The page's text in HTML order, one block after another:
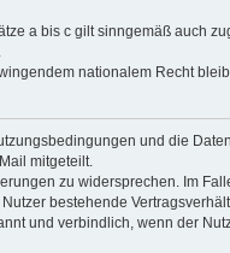
a bis c gilt sinngemäß auch
nationalem Recht
und die
mitgeteilt.
zu widersprechen. Im
bestehende
und verbindlich, wenn der